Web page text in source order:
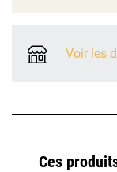
Voir les
Ces